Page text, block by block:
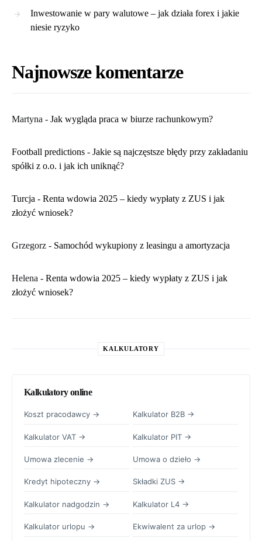
Inwestowanie w pary walutowe – jak działa forex i jakie
niesie ryzyko
Najnowsze komentarze
Martyna - ​Jak wygląda praca w biurze rachunkowym?
Football predictions - Jakie są najczęstsze błędy przy zakładaniu
spółki z o.o. i jak ich uniknąć?
Turcja - Renta wdowia 2025 – kiedy wypłaty z ZUS i jak
złożyć wniosek?
Grzegorz - Samochód wykupiony z leasingu a amortyzacja
Helena - Renta wdowia 2025 – kiedy wypłaty z ZUS i jak
złożyć wniosek?
KALKULATORY
Kalkulatory online
Koszt pracodawcy → Kalkulator B2B →
Kalkulator VAT → Kalkulator PIT →
Umowa zlecenie → Umowa o dzieło →
Kredyt hipoteczny → Składki ZUS →
Kalkulator nadgodzin → Kalkulator L4 →
Kalkulator urlopu → Ekwiwalent za urlop →